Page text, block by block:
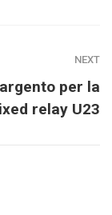
NEXT
per la
relay U23